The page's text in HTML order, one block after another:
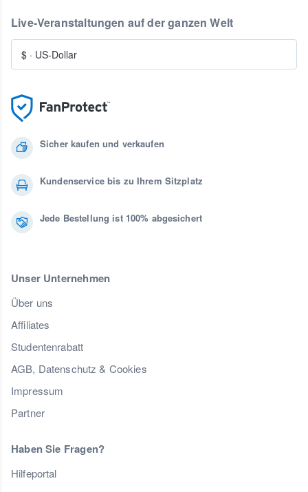
Sicher kaufen und verkaufen
Kundenservice bis zu Ihrem Sitzplatz
Jede Bestellung ist 100% abgesichert
Unser Unternehmen
Über uns
Affiliates
Studentenrabatt
AGB, Datenschutz & Cookies
Impressum
Partner
Haben Sie Fragen?
Hilfeportal
Live-Veranstaltungen auf der ganzen Welt
$ · US-Dollar